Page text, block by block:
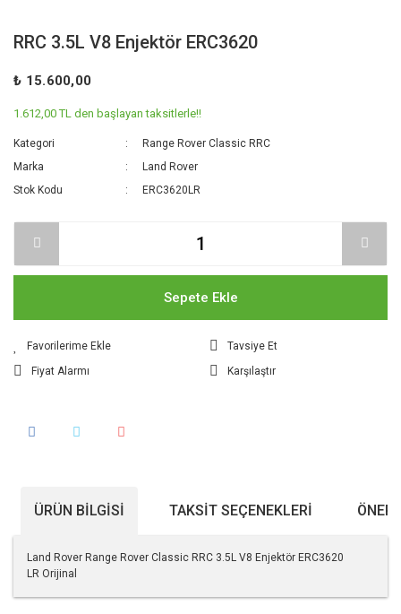
RRC 3.5L V8 Enjektör ERC3620
₺ 15.600,00
1.612,00 TL den başlayan taksitlerle!!
Kategori
Range Rover Classic RRC
Marka
Land Rover
Stok Kodu
ERC3620LR
Sepete Ekle
Tavsiye Et
Fiyat Alarmı
Karşılaştır
ÜRÜN BILGISI TAKSIT SEÇENEKLERI
Land Rover Range Rover Classic RRC 3.5L V8 Enjektör ERC3620
LR Orijinal